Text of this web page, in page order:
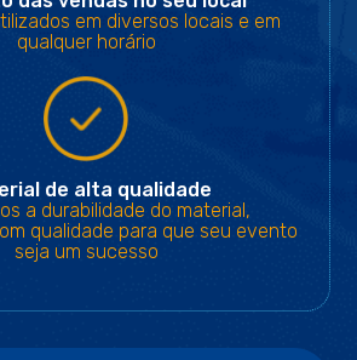
em diversos locais e em
qualquer horário
de alta qualidade
a durabilidade do material,
qualidade para que seu evento
seja um sucesso